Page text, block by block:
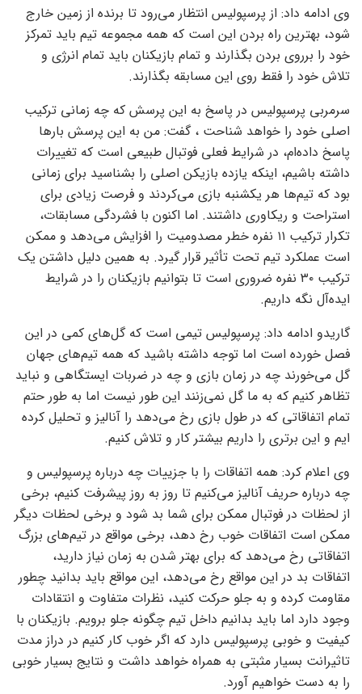
وی ادامه داد: از پرسپولیس انتظار می‌رود تا برنده از زمین خارج
شود، بهترین راه بردن این است که همه مجموعه تیم باید تمرکز
خود را برروی بردن بگذارند و تمام بازیکنان باید تمام انرژی و
تلاش خود را فقط روی این مسابقه بگذارند.
سرمربی پرسپولیس در پاسخ به این پرسش که چه زمانی ترکیب
اصلی خود را خواهد شناحت ، گفت: من به این پرسش بارها
پاسخ داده‌ام، در شرایط فعلی فوتبال طبیعی است که تغییرات
داشته باشیم، اینکه یازده بازیکن اصلی را بشناسید برای زمانی
بود که تیم‌ها هر یکشنبه بازی می‌کردند و فرصت زیادی برای
استراحت و ریکاوری داشتند. اما اکنون با فشردگی مسابقات،
تکرار ترکیب ۱۱ نفره خطر مصدومیت را افزایش می‌دهد و ممکن
است عملکرد تیم تحت تأثیر قرار گیرد. به همین دلیل داشتن یک
ترکیب ۳۰ نفره ضروری است تا بتوانیم بازیکنان را در شرایط
ایده‌آل نگه داریم.
گاریدو ادامه داد: پرسپولیس تیمی است که گل‌های کمی در این
فصل خورده است اما توجه داشته باشید که همه تیم‌های جهان
گل می‌خورند چه در زمان بازی و چه در ضربات ایستگاهی و نباید
تظاهر کنیم که به ما گل نمی‌زنند این طور نیست اما به طور حتم
تمام اتفاقاتی که در طول بازی رخ می‌دهد را آنالیز و تحلیل کرده
ایم و این برتری را داریم بیشتر کار و تلاش کنیم.
وی اعلام کرد: همه اتفاقات را با جزییات چه درباره پرسپولیس و
چه درباره حریف آنالیز می‌کنیم تا روز به روز پیشرفت کنیم، برخی
از لحظات در فوتبال ممکن برای شما بد شود و برخی لحظات دیگر
ممکن است اتفاقات خوب رخ دهد، برخی مواقع در تیم‌های بزرگ
اتفاقاتی رخ می‌دهد که برای بهتر شدن به زمان نیاز دارید،
اتفاقات بد در این مواقع رخ می‌دهد، این مواقع باید بدانید چطور
مقاومت کرده و به جلو حرکت کنید، نظرات متفاوت و انتقادات
وجود دارد اما باید بدانیم داخل تیم چگونه جلو برویم. بازیکنان با
کیفیت و خوبی پرسپولیس دارد که اگر خوب کار کنیم در دراز مدت
تاثیرانت بسیار مثبتی به همراه خواهد داشت و نتایج بسیار خوبی
را به دست خواهیم آورد.